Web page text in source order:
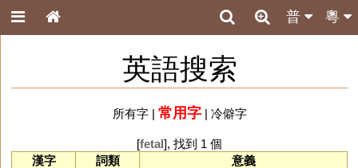
粵
普
英語搜索
所有字| 常用字| 冷僻字
[fetal], 找到 1 個
漢字
詞類
意義